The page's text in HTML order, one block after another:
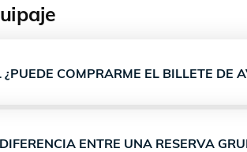
¿PUEDE COMPRARME EL BILLETE DE
ENTRE UNA RESERVA